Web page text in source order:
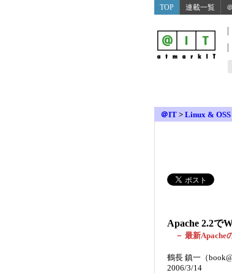
TOP 連載一覧
＠IT > Linux & OSS
Apache 2.2で
－ 最新Apache
鶴長 鎮一（
2006/3/14